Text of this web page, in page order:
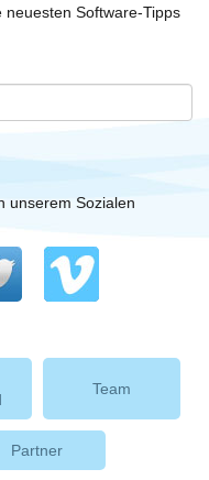
Software-Tipps
unserem Sozialen
Team
Partner